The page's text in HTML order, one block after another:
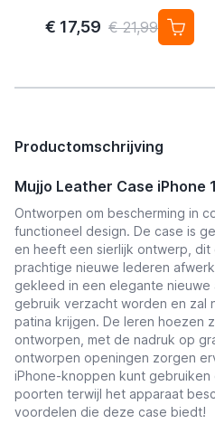
cover iPhone 11 Pro Max
€ 17,59 € 21,99
Productomschrijving
Mujjo Leather Case iPhone
Ontworpen om bescherming in
functioneel design. De case is
en heeft een sierlijk ontwerp, dit
prachtige nieuwe lederen
gekleed in een elegante
gebruik verzacht worden en zal
patina krijgen. De leren hoezen
ontworpen, met de nadruk op
ontworpen openingen zorgen
iPhone-knoppen kunt
poorten terwijl het apparaat
voordelen die deze case biedt!